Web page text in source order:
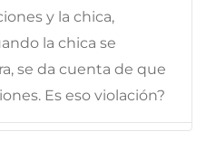
y la chica,
la chica se
se da cuenta de que
Es eso violación?